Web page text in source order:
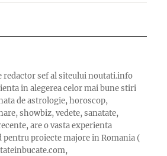
redactor sef al siteului noutati.info
in alegerea celor mai bune stiri
de astrologie, horoscop,
showbiz, vedete, sanatate,
are o vasta experienta
pentru proiecte majore in Romania (